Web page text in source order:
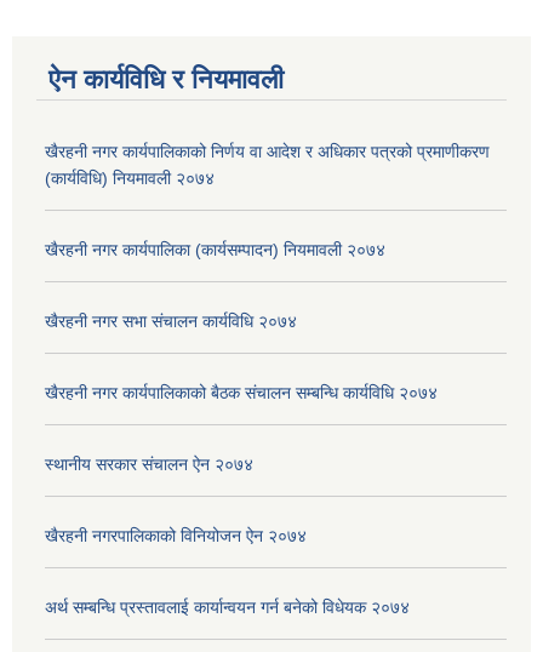
ऐन कार्यविधि र नियमावली
खैरहनी नगर कार्यपालिकाको निर्णय वा आदेश र अधिकार पत्रको प्रमाणीकरण
(कार्यविधि) नियमावली २०७४
खैरहनी नगर कार्यपालिका (कार्यसम्पादन) नियमावली २०७४
खैरहनी नगर सभा संचालन कार्यविधि २०७४
खैरहनी नगर कार्यपालिकाको बैठक संचालन सम्बन्धि कार्यविधि २०७४
स्थानीय सरकार संचालन ऐन २०७४
खैरहनी नगरपालिकाको विनियोजन ऐन २०७४
अर्थ सम्बन्धि प्रस्तावलाई कार्यान्वयन गर्न बनेको विधेयक २०७४